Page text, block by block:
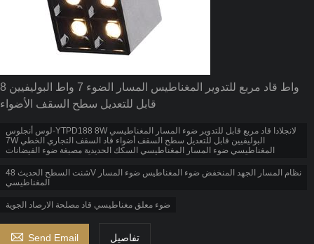
8 واط قاد مربع للتدوير المغناطيس المسار الضوء 7 واط البوليفيين
قابل للتعديل سطح السقف الأضواء
لوس أنجلوس-YTPD188 8W لانجلادا قاد مربع قابل للتدوير ضوء المسار المغناطيسي
7W البوليفيين قابل للتعديل سطح السقف أضواء قاد السقف التجاري الخطي
المغناطيسي ضوء المسار المغناطيسي السكك الحديدية مصبغة ضوء الفيضانات
شنت السطح الحديث 48V نظام المسار الجهد المنخفض ضوء المغناطيس ضوء المسار
المغناطيسي
ضوء معلق مغناطيسي قاد مصلحة الارصاد الجوية
 Send Email تفاصيل